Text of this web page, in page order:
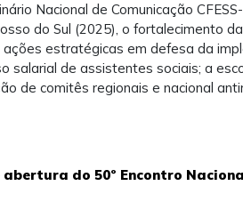
Nacional de Comunicação
do Sul (2025), o fortalecimento
estratégicas em defesa da
salarial de assistentes sociais; a
de comitês regionais e nacional
do 50º Encontro